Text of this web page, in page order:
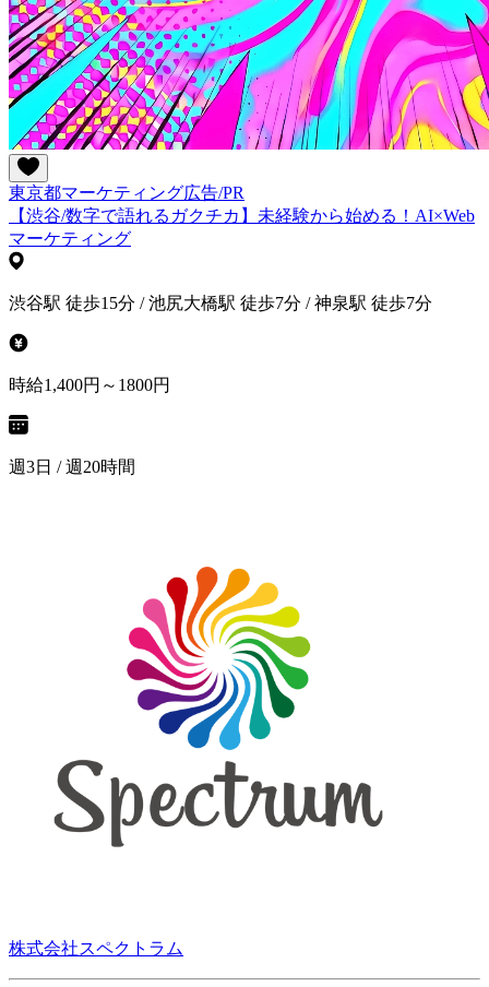
東京都マーケティング広告/PR
【渋谷/数字で語れるガクチカ】未経験から始める！AI×Web
マーケティング
渋谷駅 徒歩15分 / 池尻大橋駅 徒歩7分 / 神泉駅 徒歩7分
時給1,400円～1800円
週3日 / 週20時間
株式会社スペクトラム